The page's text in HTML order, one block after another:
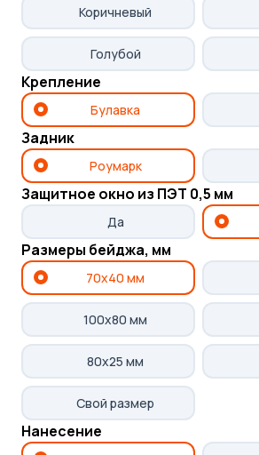
Коричневый
Голубой
Крепление
Булавка
Задник
Роумарк
Защитное окно из ПЭТ 0,5 мм
Да
Размеры бейджа, мм
70х40 мм
100х80 мм
80х25 мм
Свой размер
Нанесение
Оперативно рассчитаем
стоимость печати
Выполним ваш заказ
в согласованные сроки
Выберите другие
типы бейджей
Бейдж Бейдж